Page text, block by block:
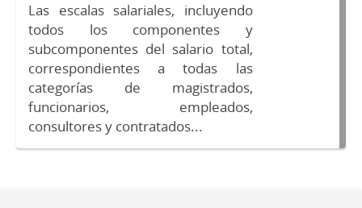
Las escalas salariales, incluyendo
todos los componentes y
subcomponentes del salario total,
correspondientes a todas las
categorías de magistrados,
funcionarios, empleados,
consultores y contratados...